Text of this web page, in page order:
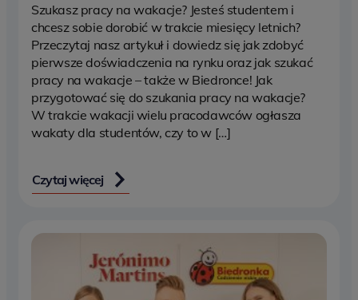
Szukasz pracy na wakacje? Jesteś studentem i
chcesz sobie dorobić w trakcie miesięcy letnich?
Przeczytaj nasz artykuł i dowiedz się jak zdobyć
pierwsze doświadczenia na rynku oraz jak szukać
pracy na wakacje – także w Biedronce! Jak
przygotować się do szukania pracy na wakacje?
W trakcie wakacji wielu pracodawców ogłasza
wakaty dla studentów, czy to w […]
Czytaj więcej